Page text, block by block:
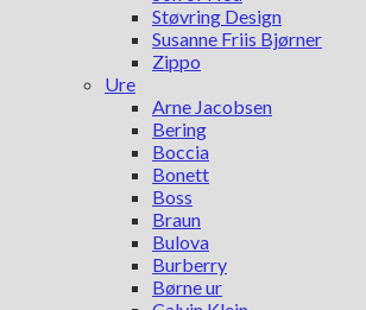
Støvring Design
Susanne Friis Bjørner
Zippo
Ure
Arne Jacobsen
Bering
Boccia
Bonett
Boss
Braun
Bulova
Burberry
Børne ur